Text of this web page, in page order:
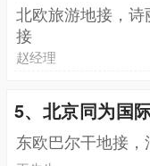
北欧旅游地接，
接
赵经理
5、北京同为国
东欧巴尔干地接